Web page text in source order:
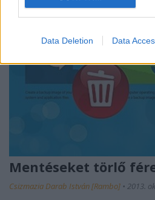
Data Deletion Data
Mentéseket törlő
Csizmazia Darab István [Rambo] • 2013.